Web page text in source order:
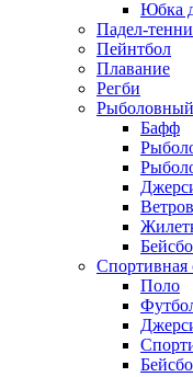
Юбка
Падел-
Пейнтбол
Плавание
Регби
Бафф
Спортивная
Поло